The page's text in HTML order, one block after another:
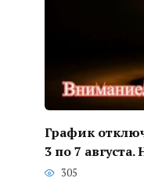
График
3 по 7
305